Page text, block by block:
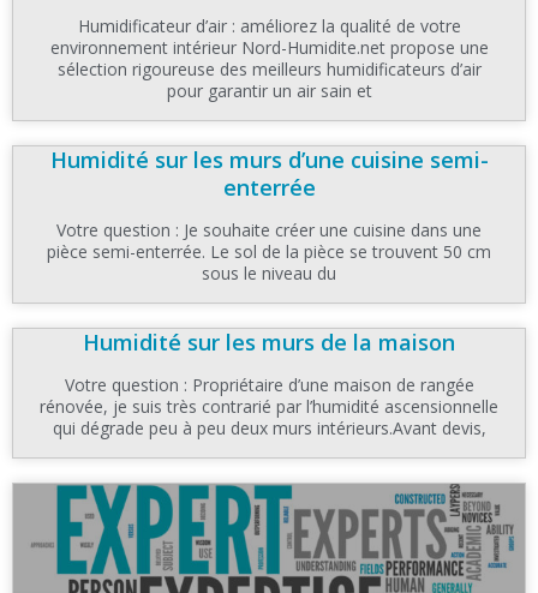
Humidificateur d’air : améliorez la qualité de votre
environnement intérieur Nord-Humidite.net propose une
sélection rigoureuse des meilleurs humidificateurs d’air
pour garantir un air sain et
Humidité sur les murs d’une cuisine semi-
enterrée
Votre question : Je souhaite créer une cuisine dans une
pièce semi-enterrée. Le sol de la pièce se trouvent 50 cm
sous le niveau du
Humidité sur les murs de la maison
Votre question : Propriétaire d’une maison de rangée
rénovée, je suis très contrarié par l’humidité ascensionnelle
qui dégrade peu à peu deux murs intérieurs.Avant devis,